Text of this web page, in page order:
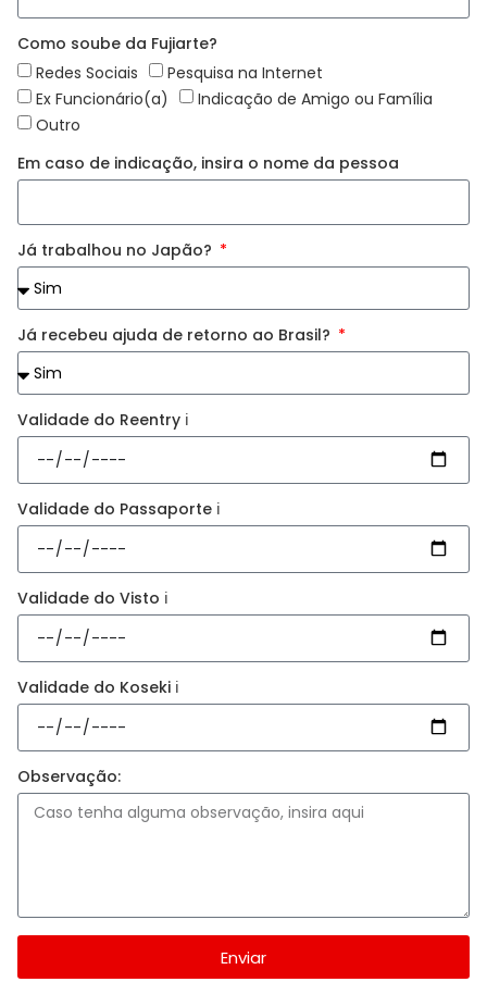
Como soube da Fujiarte?
Redes Sociais
Pesquisa na Internet
Ex Funcionário(a)
Indicação de Amigo ou Família
Outro
Em caso de indicação, insira o nome da pessoa
Já trabalhou no Japão?
Já recebeu ajuda de retorno ao Brasil?
Validade do Reentry ℹ️
Validade do Passaporte ℹ️
Validade do Visto ℹ️
Validade do Koseki ℹ️
Observação:
Enviar